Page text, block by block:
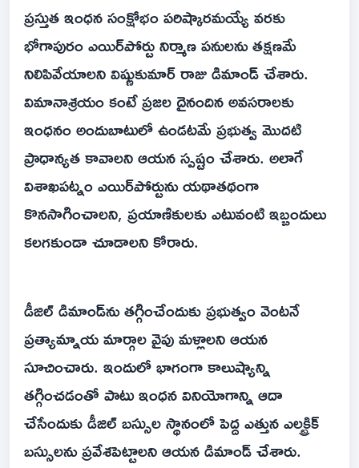
ప్రస్తుత ఇంధన సంక్షోభం పరిష్కారమయ్యే వరకు
భోగాపురం ఎయిర్‌పోర్టు నిర్మాణ పనులను తక్షణమే
నిలిపివేయాలని విష్ణుకుమార్ రాజు డిమాండ్ చేశారు.
విమానాశ్రయం కంటే ప్రజల దైనందిన అవసరాలకు
ఇంధనం అందుబాటులో ఉండటమే ప్రభుత్వ మొదటి
ప్రాధాన్యత కావాలని ఆయన స్పష్టం చేశారు. అలాగే
విశాఖపట్నం ఎయిర్‌పోర్టును యథాతథంగా
కొనసాగించాలని, ప్రయాణికులకు ఎటువంటి ఇబ్బందులు
కలగకుండా చూడాలని కోరారు.
డీజిల్ డిమాండ్‌ను తగ్గించేందుకు ప్రభుత్వం వెంటనే
ప్రత్యామ్నాయ మార్గాల వైపు మళ్లాలని ఆయన
సూచించారు. ఇందులో భాగంగా కాలుష్యాన్ని
తగ్గించడంతో పాటు ఇంధన వినియోగాన్ని ఆదా
చేసేందుకు డీజిల్ బస్సుల స్థానంలో పెద్ద ఎత్తున ఎలక్ట్రిక్
బస్సులను ప్రవేశపెట్టాలని ఆయన డిమాండ్ చేశారు.